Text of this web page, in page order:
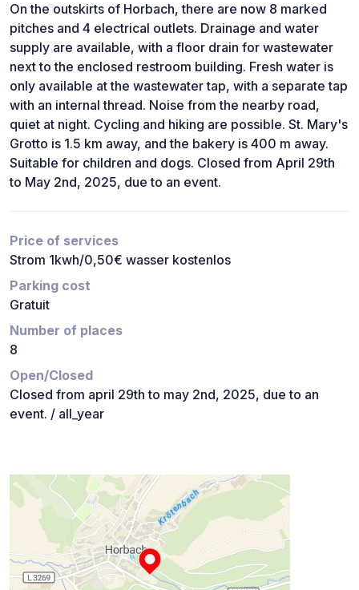
On the outskirts of Horbach, there are now 8 marked
pitches and 4 electrical outlets. Drainage and water
supply are available, with a floor drain for wastewater
next to the enclosed restroom building. Fresh water is
only available at the wastewater tap, with a separate tap
with an internal thread. Noise from the nearby road,
quiet at night. Cycling and hiking are possible. St. Mary's
Grotto is 1.5 km away, and the bakery is 400 m away.
Suitable for children and dogs. Closed from April 29th
to May 2nd, 2025, due to an event.
Price of services
Strom 1kwh/0,50€ wasser kostenlos
Parking cost
Gratuit
Number of places
8
Open/Closed
Closed from april 29th to may 2nd, 2025, due to an
event. / all_year